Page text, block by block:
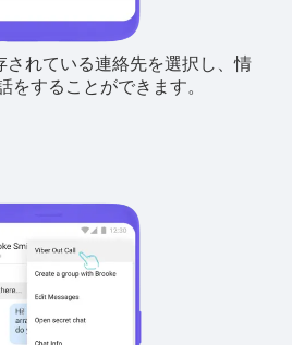
されている連絡先を選択し、情
をすることができます。